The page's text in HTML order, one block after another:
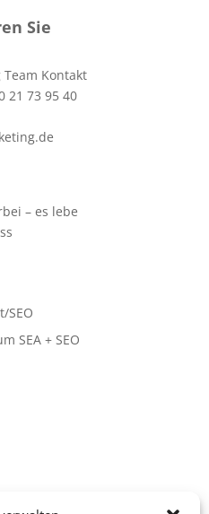
Sie
Kontakt
21 73 95 40
– es lebe
SEO
SEA + SEO